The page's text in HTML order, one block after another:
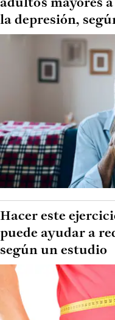
adultos mayores
la depresión,
Hacer este
puede ayudar a
según un estudio